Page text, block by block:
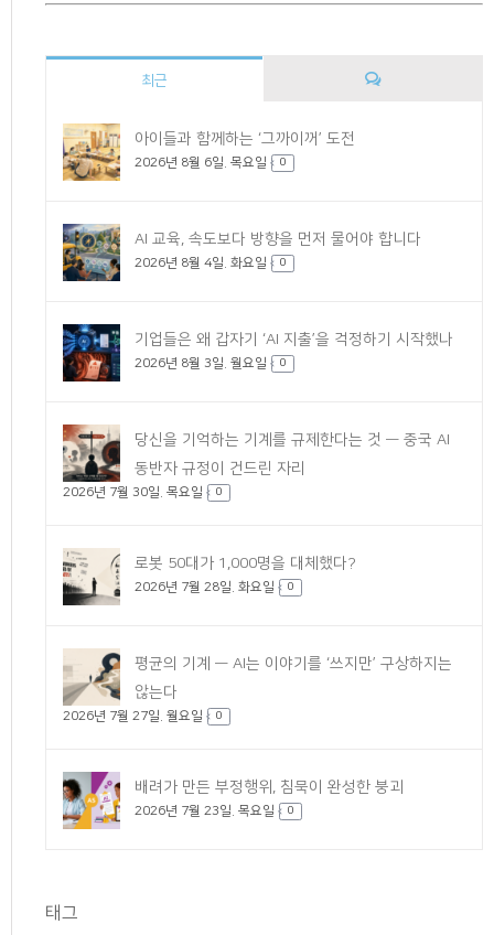
최근
아이들과 함께하는 ‘그까이꺼’ 도전
2026년 8월 6일. 목요일 0
AI 교육, 속도보다 방향을 먼저 물어야 합니다
2026년 8월 4일. 화요일 0
기업들은 왜 갑자기 ‘AI 지출’을 걱정하기 시작했나
2026년 8월 3일. 월요일 0
당신을 기억하는 기계를 규제한다는 것 — 중국 AI
동반자 규정이 건드린 자리
2026년 7월 30일. 목요일 0
로봇 50대가 1,000명을 대체했다?
2026년 7월 28일. 화요일 0
평균의 기계 — AI는 이야기를 ‘쓰지만’ 구상하지는
않는다
2026년 7월 27일. 월요일 0
배려가 만든 부정행위, 침묵이 완성한 붕괴
2026년 7월 23일. 목요일 0
태그